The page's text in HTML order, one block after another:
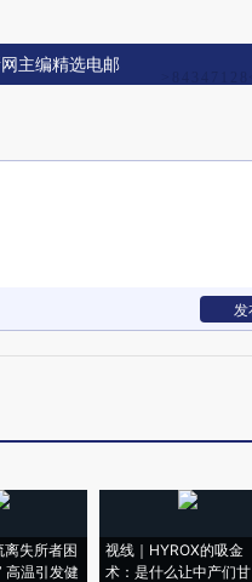
主编精选电邮
发
失所者困
高温引发健
视线｜HYROX的吸金
术：是什么让中产们甘